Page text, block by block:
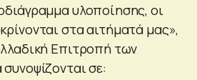
υλοποίησης, οι
στα αιτήματά μας»,
Επιτροπή των
σε: